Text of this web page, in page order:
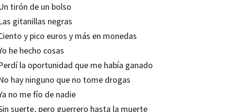
tirón de un bolso
gitanillas negras
y pico euros y más en monedas
he hecho cosas
la oportunidad que me había ganado
hay ninguno que no tome drogas
no me fío de nadie
suerte, pero guerrero hasta la muerte